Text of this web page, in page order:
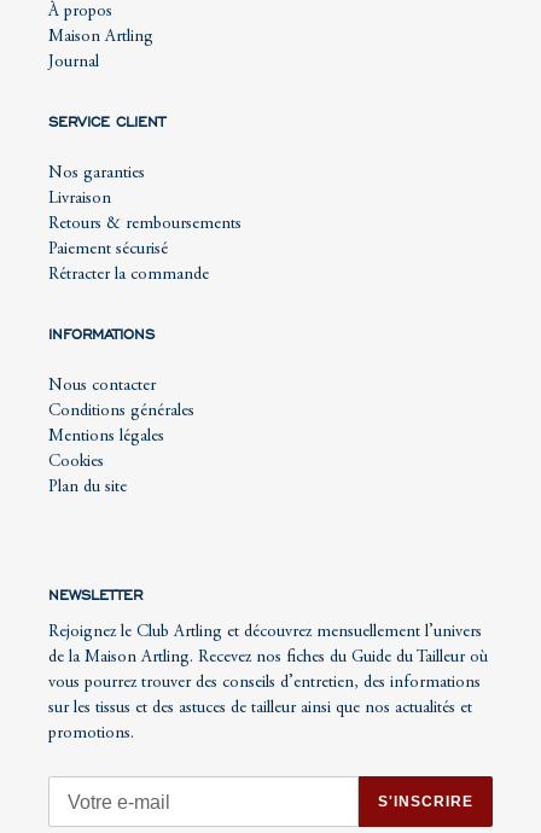
À propos
Maison Artling
Journal
SERVICE CLIENT
Nos garanties
Livraison
Retours & remboursements
Paiement sécurisé
Rétracter la commande
INFORMATIONS
Nous contacter
Conditions générales
Mentions légales
Cookies
Plan du site
NEWSLETTER
Rejoignez le Club Artling et découvrez mensuellement l’univers
de la Maison Artling. Recevez nos fiches du Guide du Tailleur où
vous pourrez trouver des conseils d’entretien, des informations
sur les tissus et des astuces de tailleur ainsi que nos actualités et
promotions.
S'INSCRIRE